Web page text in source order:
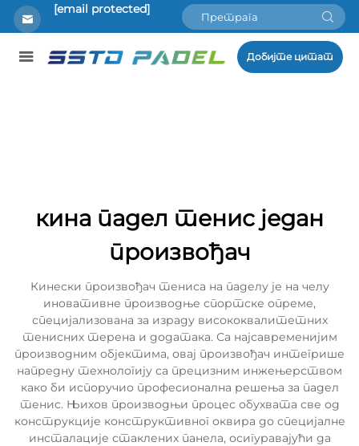
[email protected]
Добијте цитат
кина падел тенис један
произвођач
Кинески произвођач тениса на паделу је на челу
иновативне производње спортске опреме,
специјализована за израду висококвалитетних
тенисних терена и додатака. Са најсавременијим
производним објектима, овај произвођач интегрише
напредну технологију са прецизним инжењерством
како би испоручио професионална решења за падел
тенис. Њихов производњи процес обухвата све од
конструкције конструктивног оквира до специјалне
инсталације стаклених панела, осигуравајући да